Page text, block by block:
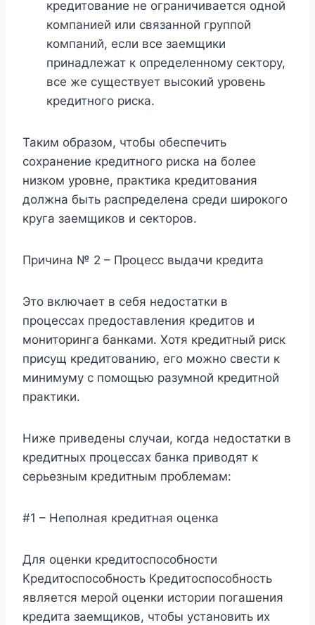
кредитование не ограничивается одной
компанией или связанной группой
компаний, если все заемщики
принадлежат к определенному сектору,
все же существует высокий уровень
кредитного риска.
Таким образом, чтобы обеспечить
сохранение кредитного риска на более
низком уровне, практика кредитования
должна быть распределена среди широкого
круга заемщиков и секторов.
Причина № 2 – Процесс выдачи кредита
Это включает в себя недостатки в
процессах предоставления кредитов и
мониторинга банками. Хотя кредитный риск
присущ кредитованию, его можно свести к
минимуму с помощью разумной кредитной
практики.
Ниже приведены случаи, когда недостатки в
кредитных процессах банка приводят к
серьезным кредитным проблемам:
#1 – Неполная кредитная оценка
Для оценки кредитоспособности
Кредитоспособность Кредитоспособность
является мерой оценки истории погашения
кредита заемщиков, чтобы установить их